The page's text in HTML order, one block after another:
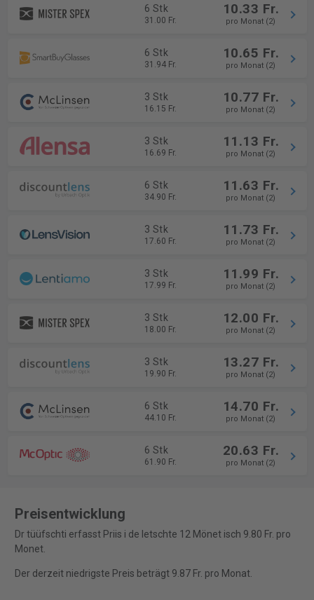
6 Stk
31.00 Fr.
10.33 Fr.
pro Monat (2)
6 Stk
31.94 Fr.
10.65 Fr.
pro Monat (2)
3 Stk
16.15 Fr.
10.77 Fr.
pro Monat (2)
3 Stk
16.69 Fr.
11.13 Fr.
pro Monat (2)
6 Stk
34.90 Fr.
11.63 Fr.
pro Monat (2)
3 Stk
17.60 Fr.
11.73 Fr.
pro Monat (2)
3 Stk
17.99 Fr.
11.99 Fr.
pro Monat (2)
3 Stk
18.00 Fr.
12.00 Fr.
pro Monat (2)
3 Stk
19.90 Fr.
13.27 Fr.
pro Monat (2)
6 Stk
44.10 Fr.
14.70 Fr.
pro Monat (2)
6 Stk
61.90 Fr.
20.63 Fr.
pro Monat (2)
Preisentwicklung
Dr tüüfschti erfasst Priis i de letschte 12 Mönet isch 9.80 Fr. pro
Monet.
Der derzeit niedrigste Preis beträgt 9.87 Fr. pro Monat.